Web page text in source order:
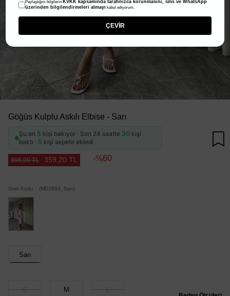
Göğüs Kulplu Askılı Elbise - Sarı
Şu an 5 kişi bakıyor · Son 24 saatte 30 kişi
baktı · 5 kişi sepete ekledi
898,00 TL 359,20 TL 60
Stok Kodu (MD3993_Sarı)
Sarı
M
Paylaştığım bilgilerin KVKK kapsamında tarafınızca korunmasını, sms ve WhatsApp
üzerinden bilgilendirmeleri almayı kabul ediyorum.
ÇEVİR